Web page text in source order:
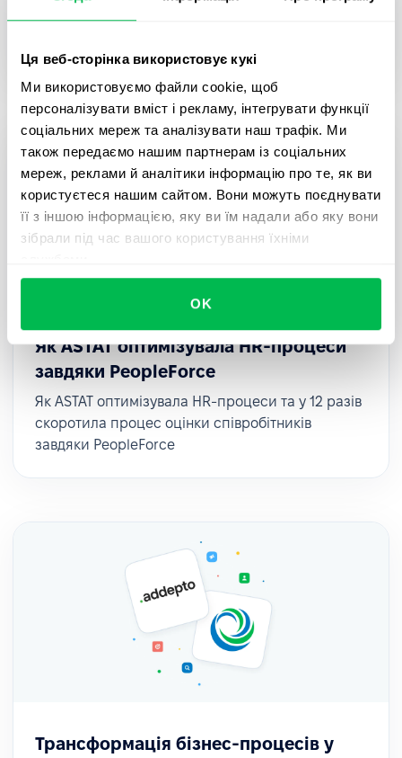
Ця веб-сторінка використовує кукі
Ми використовуємо файли cookie, щоб
персоналізувати вміст і рекламу, інтегрувати функції
соціальних мереж та аналізувати наш трафік. Ми
також передаємо нашим партнерам із соціальних
мереж, реклами й аналітики інформацію про те, як ви
користуєтеся нашим сайтом. Вони можуть поєднувати
її з іншою інформацією, яку ви їм надали або яку вони
зібрали під час вашого користування їхніми
OK
Дізнайтеся, як AWT Bavaria оптимізували
рекрутинг, онбординг та оцінку співробітників за
Як ASTAT оптимізувала HR-процеси
завдяки PeopleForce
Як ASTAT оптимізувала HR-процеси та у 12 разів
скоротила процес оцінки співробітників
завдяки PeopleForce
Трансформація бізнес-процесів у